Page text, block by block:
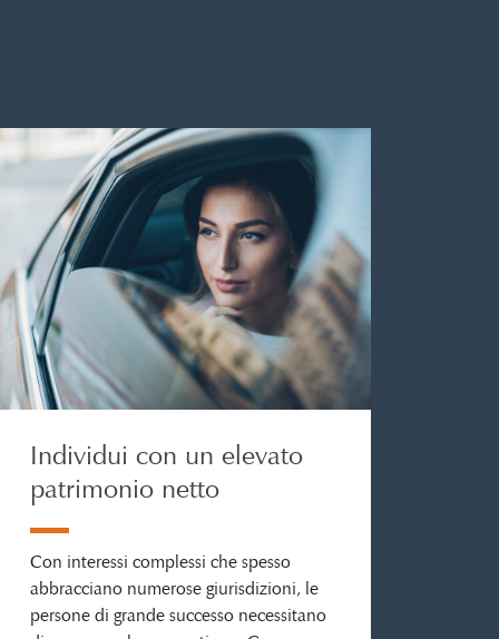
Individui con un elevato
patrimonio netto
Con interessi complessi che spesso
abbracciano numerose giurisdizioni, le
persone di grande successo necessitano